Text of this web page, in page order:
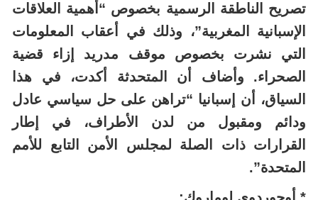
تصريح الناطقة الرسمية بخصوص “أهمية العلاقات
الإسبانية المغربية”، وذلك في أعقاب المعلومات
التي نشرت بخصوص موقف مدريد إزاء قضية
الصحراء. وأضاف أن المتحدثة أكدت، في هذا
السياق، أن إسبانيا “تراهن على حل سياسي عادل
ودائم ومقبول من لدن الأطراف، في إطار
القرارات ذات الصلة لمجلس الأمن التابع للأمم
المتحدة”.